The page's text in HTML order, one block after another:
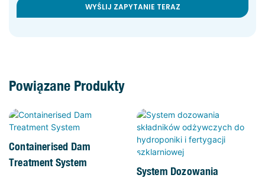
WYŚLIJ ZAPYTANIE TERAZ
Powiązane Produkty
Containerised Dam
Treatment System
System Dozowania